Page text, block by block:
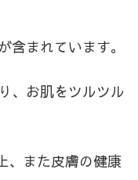
まれています。
、お肌をツルツル
、また皮膚の健康